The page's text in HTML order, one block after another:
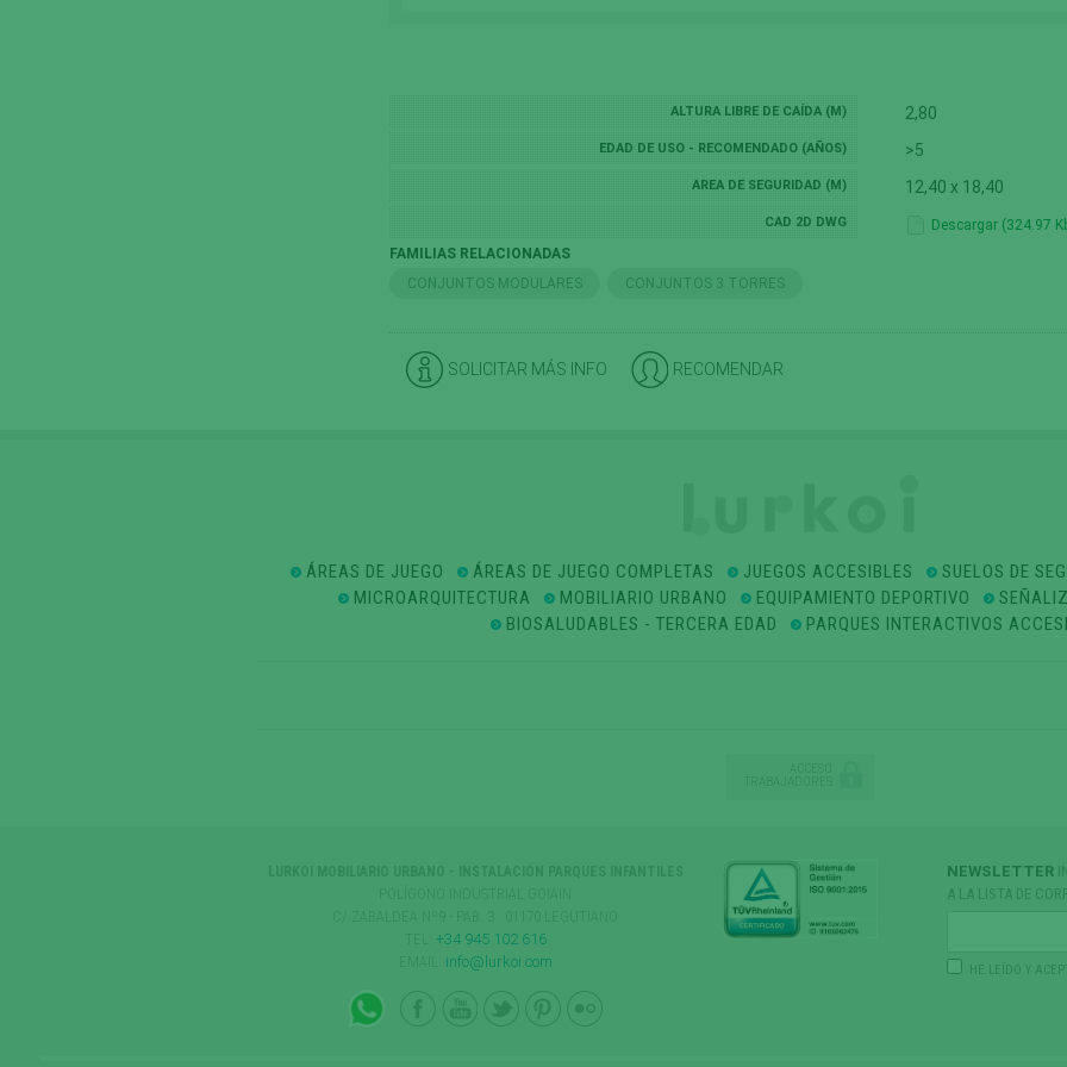
ALTURA LIBRE DE CAÍDA (M) 2,80
EDAD DE USO - RECOMENDADO (AÑOS) >5
AREA DE SEGURIDAD (M) 12,40 x 18,40
CAD 2D DWG
Descargar (324.97
FAMILIAS RELACIONADAS
CONJUNTOS MODULARES
CONJUNTOS 3 TORRES
SOLICITAR MÁS INFO RECOMENDAR
ÁREAS DE JUEGO ÁREAS DE JUEGO COMPLETAS JUEGOS ACCESIBLES
SUELOS DE
MICROARQUITECTURA
MOBILIARIO URBANO EQUIPAMIENTO DEPORTIVO
BIOSALUDABLES - TERCERA EDAD
PARQUES INTERACTIVOS
ACCESO
TRABAJADORES
+34 945 102 616
info@lurkoi.com
NEWSLETTER
A LA LISTA DE
HE LEÍDO Y